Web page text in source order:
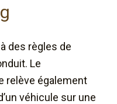
des règles de
Le
relève également
véhicule sur une